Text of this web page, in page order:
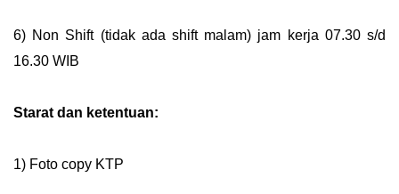
6) Non Shift (tidak ada shift malam) jam kerja 07.30 s/d
16.30 WIB
Starat dan ketentuan:
1) Foto copy KTP